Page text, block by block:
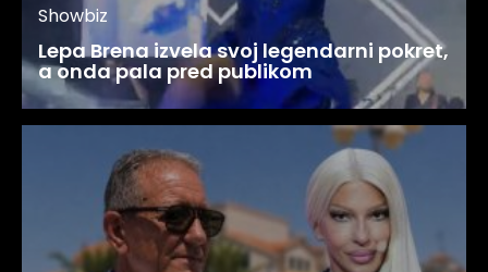
Showbiz
Lepa Brena izvela svoj legendarni pokret,
a onda pala pred publikom